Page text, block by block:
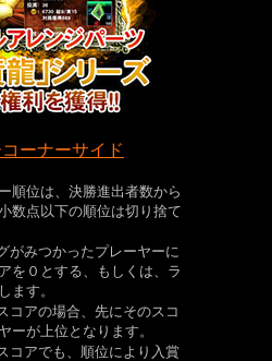
コーナーサイド
順位は、決勝進出者数から
数点以下の順位は切り捨て
がみつかったプレーヤーに
を０とする、もしくは、ラ
ます。
コアの場合、先にそのスコ
ーが上位となります。
コアでも、順位により入賞